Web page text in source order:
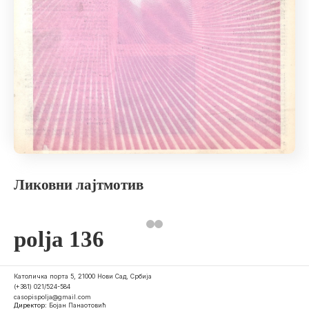
Ликовни лајтмотив
polja 136
Католичка порта 5, 21000 Нови Сад, Србија
(+381) 021/524-584
casopispolja@gmail.com
Директор: Бојан Панаотовић